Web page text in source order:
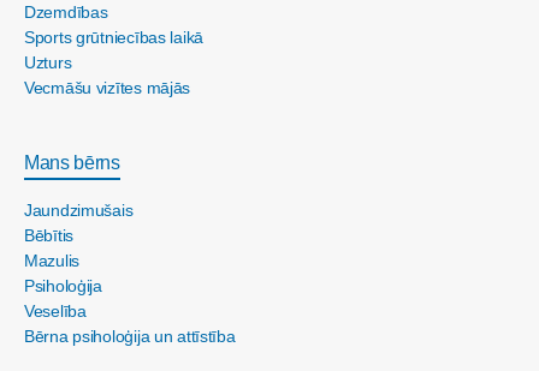
Dzemdības
Sports grūtniecības laikā
Uzturs
Vecmāšu vizītes mājās
Mans bērns
Jaundzimušais
Bēbītis
Mazulis
Psiholoģija
Veselība
Bērna psiholoģija un attīstība